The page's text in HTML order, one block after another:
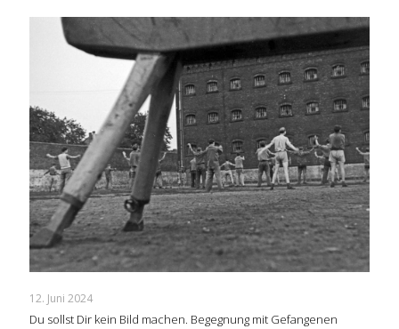
12. Juni 2024
Du sollst Dir kein Bild machen. Begegnung mit Gefangenen